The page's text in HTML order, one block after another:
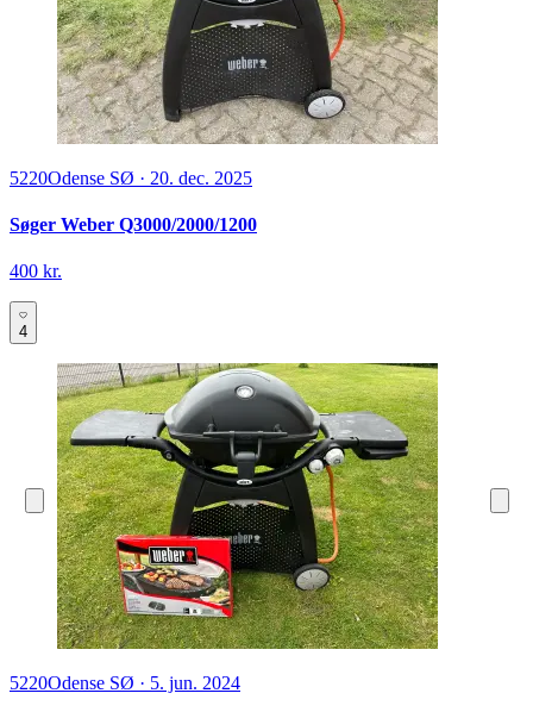
5220Odense SØ · 20. dec. 2025
Søger Weber Q3000/2000/1200
400 kr.
4
5220Odense SØ · 5. jun. 2024